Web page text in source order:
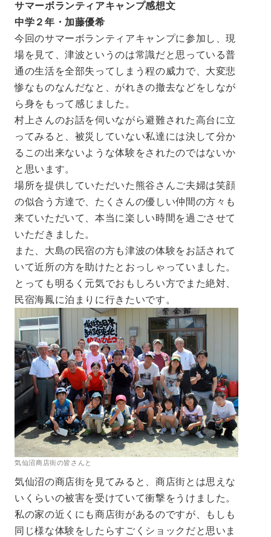
サマーボランティアキャンプ感想文
中学２年・加藤優希
今回のサマーボランティアキャンプに参加し、現
場を見て、津波というのは常識だと思っている普
通の生活を全部失ってしまう程の威力で、大変悲
惨なものなんだなと、がれきの撤去などをしなが
ら身をもって感じました。
村上さんのお話を伺いながら避難された高台に立
ってみると、被災していない私達には決して分か
るこの出来ないような体験をされたのではないか
と思います。
場所を提供していただいた熊谷さんご夫婦は笑顔
の似合う方達で、たくさんの優しい仲間の方々も
来ていただいて、本当に楽しい時間を過ごさせて
いただきました。
また、大島の民宿の方も津波の体験をお話されて
いて近所の方を助けたとおっしゃっていました。
とっても明るく元気でおもしろい方でまた絶対、
民宿海鳳に泊まりに行きたいです。
気仙沼商店街の皆さんと
気仙沼の商店街を見てみると、商店街とは思えな
いくらいの被害を受けていて衝撃をうけました。
私の家の近くにも商店街があるのですが、もしも
同じ様な体験をしたらすごくショックだと思いま